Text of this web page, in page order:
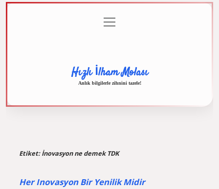
menüyü
aç
Hızlı İlham Molası
Anlık bilgilerle zihnini tazele!
Etiket:İnovasyon ne demek TDK
Her Inovasyon Bir Yenilik Midir